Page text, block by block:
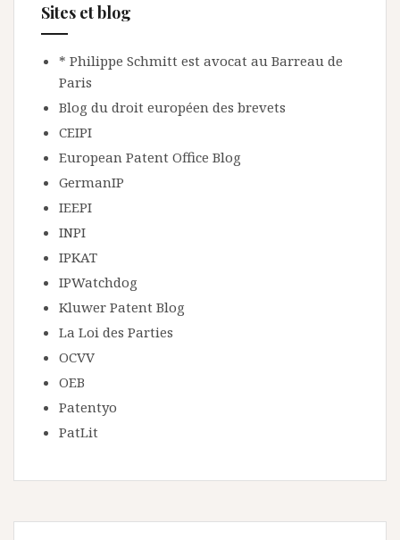
Sites et blog
* Philippe Schmitt est avocat au Barreau de
Paris
Blog du droit européen des brevets
CEIPI
European Patent Office Blog
GermanIP
IEEPI
INPI
IPKAT
IPWatchdog
Kluwer Patent Blog
La Loi des Parties
OCVV
OEB
Patentyo
PatLit